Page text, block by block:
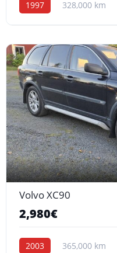
1997 328,000 km
Volvo XC90
2,980€
2003 365,000 km